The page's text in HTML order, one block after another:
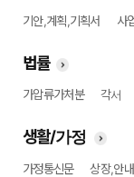
기안,계획,기획서 사
법률
가압류가처분 각서
생활/가정
가정통신문 상장,안